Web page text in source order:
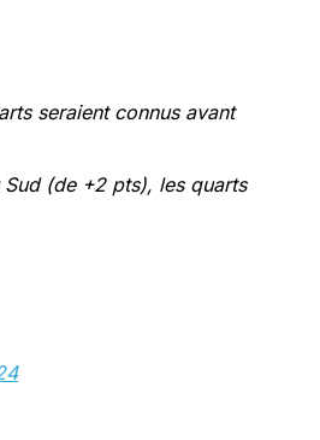
seraient connus avant
(de +2 pts), les quarts